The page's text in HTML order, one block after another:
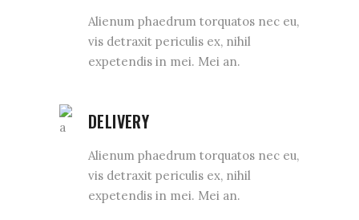
Alienum phaedrum torquatos nec eu,
vis detraxit periculis ex, nihil
expetendis in mei. Mei an.
DELIVERY
Alienum phaedrum torquatos nec eu,
vis detraxit periculis ex, nihil
expetendis in mei. Mei an.